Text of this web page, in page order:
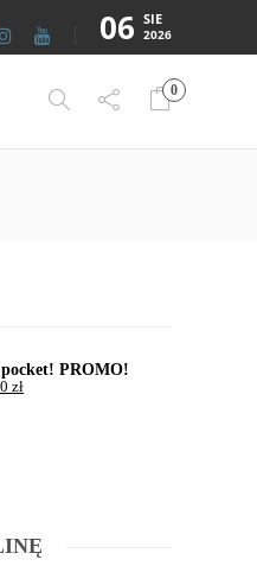
06 SIE
2026
0
PROMO!
zł